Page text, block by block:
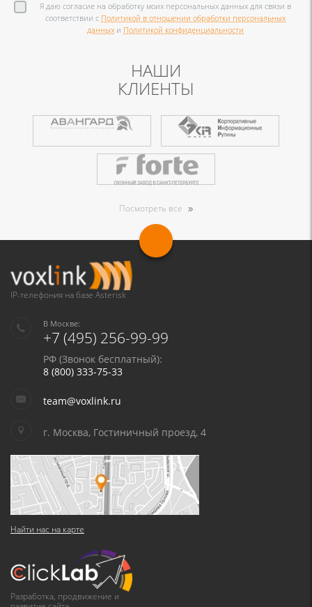
Я даю согласие на обработку моих персональных данных для связи в
соответствии с Политикой в отношении обработки персональных
данных и Политикой конфиденциальности
НАШИ
КЛИЕНТЫ
Посмотреть все
IP-телефония на базе Asterisk
В Москве:
+7 (495) 256-99-99
РФ (Звонок бесплатный):
8 (800) 333-75-33
team@voxlink.ru
г. Москва, Гостиничный проезд, 4
Найти нас на карте
Разработка, продвижение и